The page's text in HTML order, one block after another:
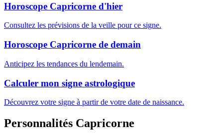
Horoscope Capricorne d'hier
Consultez les prévisions de la veille pour ce signe.
Horoscope Capricorne de demain
Anticipez les tendances du lendemain.
Calculer mon signe astrologique
Découvrez votre signe à partir de votre date de naissance.
Personnalités Capricorne